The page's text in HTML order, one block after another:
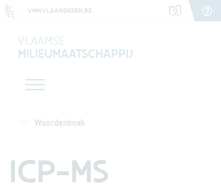
VMM.VLAANDEREN.BE
VLAAMSE
MILIEUMAATSCHAPPIJ
Woordenboek
ICP-MS